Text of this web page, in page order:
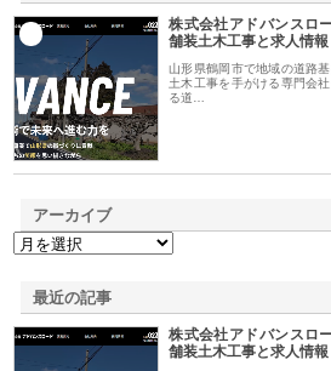
株式会社アドバンスロ
舗装土木工事と求人情報
山形県鶴岡市で地域の道路
土木工事を手がける専門会
る道…
アーカイブ
最近の記事
株式会社アドバンスロ
舗装土木工事と求人情報